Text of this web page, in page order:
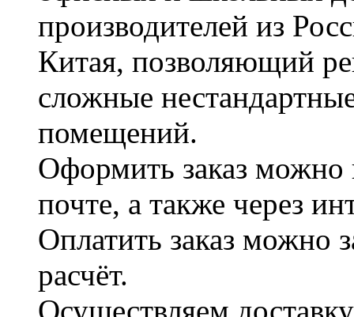
производителей из
Китая, позволяющий
сложные
помещений.
Оформить заказ можно
почте, а также через
Оплатить заказ можно
расчёт.
Осуществляем